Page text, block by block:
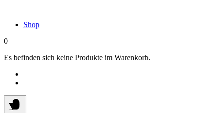
Inhalt
Shop
0
Es befinden sich keine Produkte im Warenkorb.